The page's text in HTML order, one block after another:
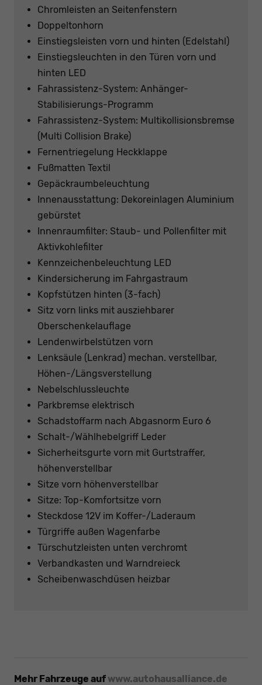
Chromleisten an Seitenfenstern
Doppeltonhorn
Einstiegsleisten vorn und hinten (Edelstahl)
Einstiegsleuchten in den Türen vorn und
hinten LED
Fahrassistenz-System: Anhänger-
Stabilisierungs-Programm
Fahrassistenz-System: Multikollisionsbremse
(Multi Collision Brake)
Fernentriegelung Heckklappe
Fußmatten Textil
Gepäckraumbeleuchtung
Innenausstattung: Dekoreinlagen Aluminium
gebürstet
Innenraumfilter: Staub- und Pollenfilter mit
Aktivkohlefilter
Kennzeichenbeleuchtung LED
Kindersicherung im Fahrgastraum
Kopfstützen hinten (3-fach)
Sitz vorn links mit ausziehbarer
Oberschenkelauflage
Lendenwirbelstützen vorn
Lenksäule (Lenkrad) mechan. verstellbar,
Höhen-/Längsverstellung
Nebelschlussleuchte
Parkbremse elektrisch
Schadstoffarm nach Abgasnorm Euro 6
Schalt-/Wählhebelgriff Leder
Sicherheitsgurte vorn mit Gurtstraffer,
höhenverstellbar
Sitze vorn höhenverstellbar
Sitze: Top-Komfortsitze vorn
Steckdose 12V im Koffer-/Laderaum
Türgriffe außen Wagenfarbe
Türschutzleisten unten verchromt
Verbandkasten und Warndreieck
Scheibenwaschdüsen heizbar
Mehr Fahrzeuge auf www.autohausalliance.de